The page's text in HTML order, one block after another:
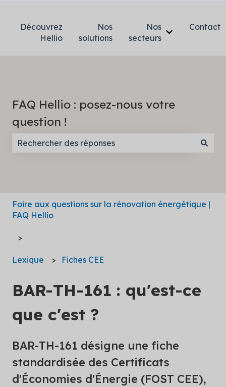
Découvrez
Hellio
Nos
solutions
Nos
secteurs
Afficher le
Contact
FAQ Hellio : posez-nous votre
question !
Foire aux questions sur la rénovation énergétique |
FAQ Hellio
Lexique Fiches CEE
BAR-TH-161 : qu'est-ce
que c'est ?
BAR-TH-161 désigne une fiche
standardisée des Certificats
d'Économies d'Énergie (FOST CEE),